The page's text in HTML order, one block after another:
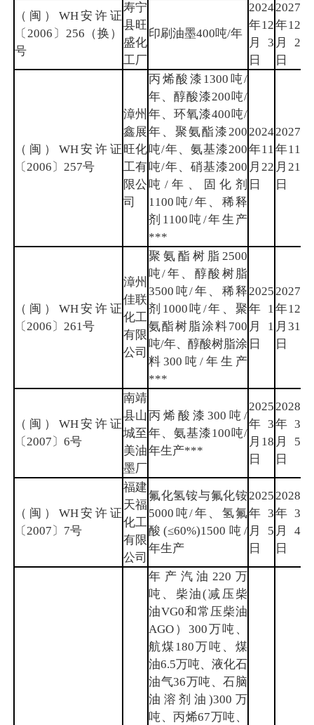
（闽）WH安许证
〔2006〕256（换）
号
寿宁
县旺
盛化
工厂
印刷油墨400吨/年
2024
年12
月3
日
2027
年12
月2
日
（闽）WH安许证
〔2006〕257号
漳州
鑫展
旺化
工有
限公
司
丙烯酸漆1300吨/
年、醇酸漆200吨/
年、环氧漆400吨/
年、聚氨酯漆200
吨/年、氨基漆200
吨/年、硝基漆200
吨/年、固化剂
1100吨/年、稀释
剂1100吨/年生产
***
2024
年11
月22
日
2027
年11
月21
日
（闽）WH安许证
〔2006〕261号
漳州
佳联
化工
有限
公司
聚氨酯树脂2500
吨/年、醇酸树脂
3500吨/年、稀释
剂1000吨/年、聚
氨酯树脂涂料700
吨/年、醇酸树脂涂
料300吨/年生产
***
2025
年1
月1
日
2027
年12
月31
日
（闽）WH安许证
〔2007〕6号
南靖
县山
城至
美油
墨厂
丙烯酸漆300吨/
年、氨基漆100吨/
年生产***
2025
年3
月18
日
2028
年3
月5
日
（闽）WH安许证
〔2007〕7号
福建
天福
化工
有限
公司
氟化氢铵与氟化铵
5000吨/年、氢氟
酸(≤60%)1500吨/
年生产
2025
年3
月5
日
2028
年3
月4
日
年产汽油220万
吨、柴油(减压柴
油VG0和常压柴油
AGO）300万吨、
航煤180万吨、煤
油6.5万吨、液化石
油气36万吨、石脑
油溶剂油)300万
吨、丙烯67万吨、